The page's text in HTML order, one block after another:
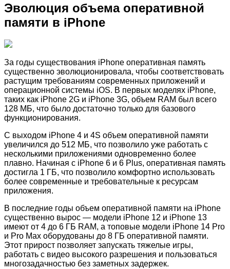
Эволюция объема оперативной
памяти в iPhone
За годы существования iPhone оперативная память
существенно эволюционировала, чтобы соответствовать
растущим требованиям современных приложений и
операционной системы iOS. В первых моделях iPhone,
таких как iPhone 2G и iPhone 3G, объем RAM был всего
128 МБ, что было достаточно только для базового
функционирования.
С выходом iPhone 4 и 4S объем оперативной памяти
увеличился до 512 МБ, что позволило уже работать с
несколькими приложениями одновременно более
плавно. Начиная с iPhone 6 и 6 Plus, оперативная память
достигла 1 ГБ, что позволило комфортно использовать
более современные и требовательные к ресурсам
приложения.
В последние годы объем оперативной памяти на iPhone
существенно вырос — модели iPhone 12 и iPhone 13
имеют от 4 до 6 ГБ RAM, а топовые модели iPhone 14 Pro
и Pro Max оборудованы до 8 ГБ оперативной памяти.
Этот прирост позволяет запускать тяжелые игры,
работать с видео высокого разрешения и пользоваться
многозадачностью без заметных задержек.